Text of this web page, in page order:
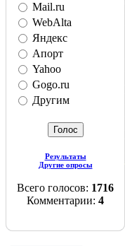
Mail.ru
WebAlta
Яндекс
Апорт
Yahoo
Gogo.ru
Другим
Результаты
Другие опросы
Всего голосов: 1716
Комментарии: 4